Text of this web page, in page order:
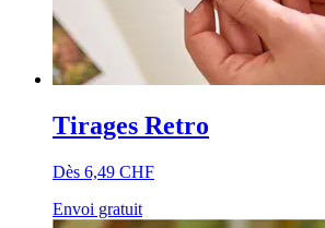
Tirages Retro
Dès 6,49 CHF
Envoi gratuit